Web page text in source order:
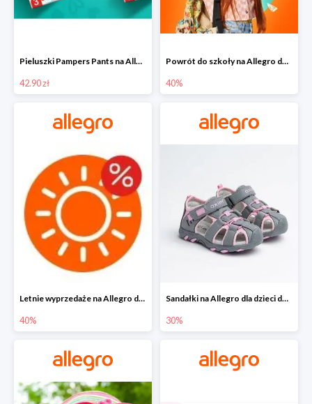
Pieluszki Pampers Pants na Allegro od 42,90 zł
42.90 zł
Powrót do szkoły na Allegro do -40%
40%
Letnie wyprzedaże na Allegro do -40%
40%
Sandałki na Allegro dla dzieci do -30%
30%